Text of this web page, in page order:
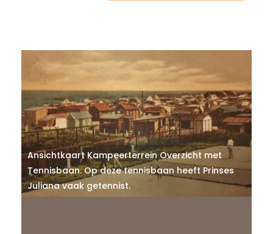
Ansichtkaart Kampeerterrein Overzicht met
Tennisbaan. Op deze tennisbaan heeft Prinses
Juliana vaak getennist.